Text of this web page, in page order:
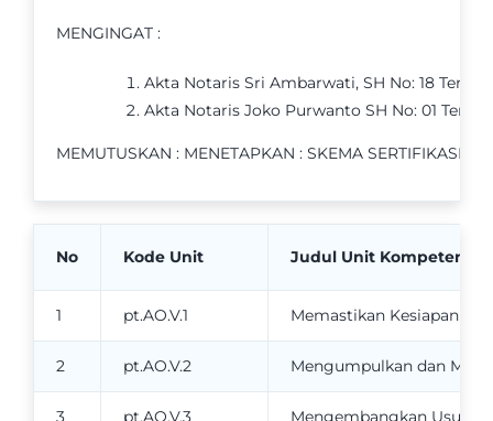
MENGINGAT :
Akta Notaris Sri Ambarwati, SH No: 18
Akta Notaris Joko Purwanto SH No: 01
MEMUTUSKAN : MENETAPKAN : SKEMA
No Kode Unit Judul Unit Kompetensi
1 pt.AO.V.1 Memastikan Kesiapan
2 pt.AO.V.2 Mengumpulkan dan
3 pt.AO.V.3 Mengembangkan Usulan